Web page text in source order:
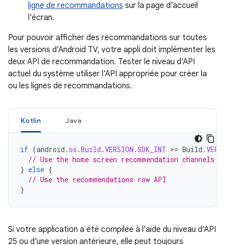
ligne de recommandations sur la page d'accueil
l'écran.
Pour pouvoir afficher des recommandations sur toutes
les versions d'Android TV, votre appli doit implémenter les
deux API de recommandation. Tester le niveau d'API
actuel du système utiliser l'API appropriée pour créer la
ou les lignes de recommandations.
Kotlin Java
if (android .os .Build .VERSION .SDK_INT >= Build .
// Use the home screen recommendation channels
} else {
// Use the recommendations row API
}
Si votre application a été compilée à l'aide du niveau d'API
25 ou d'une version antérieure, elle peut toujours